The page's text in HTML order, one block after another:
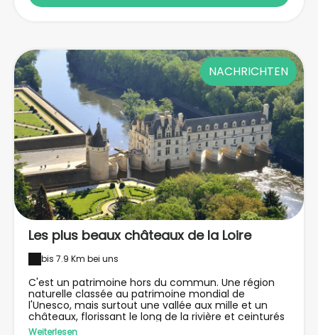
NACHRICHTEN
Les plus beaux châteaux de la Loire
bis 7.9 Km bei uns
C'est un patrimoine hors du commun. Une région
naturelle classée au patrimoine mondial de
l'Unesco, mais surtout une vallée aux mille et un
châteaux, florissant le long de la rivière et ceinturés
de paysages verdoyants. Le château de Chambord,
Weiterlesen